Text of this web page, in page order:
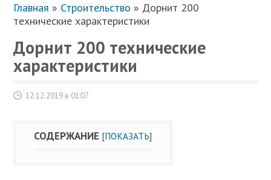
Главная » Строительство » Дорнит 200
технические характеристики
Дорнит 200 технические
характеристики
12.12.2019 в 01:07
СОДЕРЖАНИЕ [ПОКАЗАТЬ]